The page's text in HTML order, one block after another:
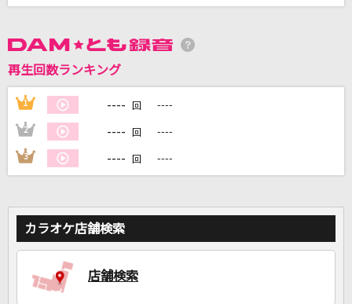
研ナオコ
トリセツ
西野カナ
生きてる生きてく(ドラえもんアニメバージョン)
福山雅治
もっと見る
DAMの新曲・ランキングなど
再生回数ランキング
1 ---- 回 ----
2 ---- 回 ----
3 ---- 回 ----
カラオケ店舗検索
店舗検索